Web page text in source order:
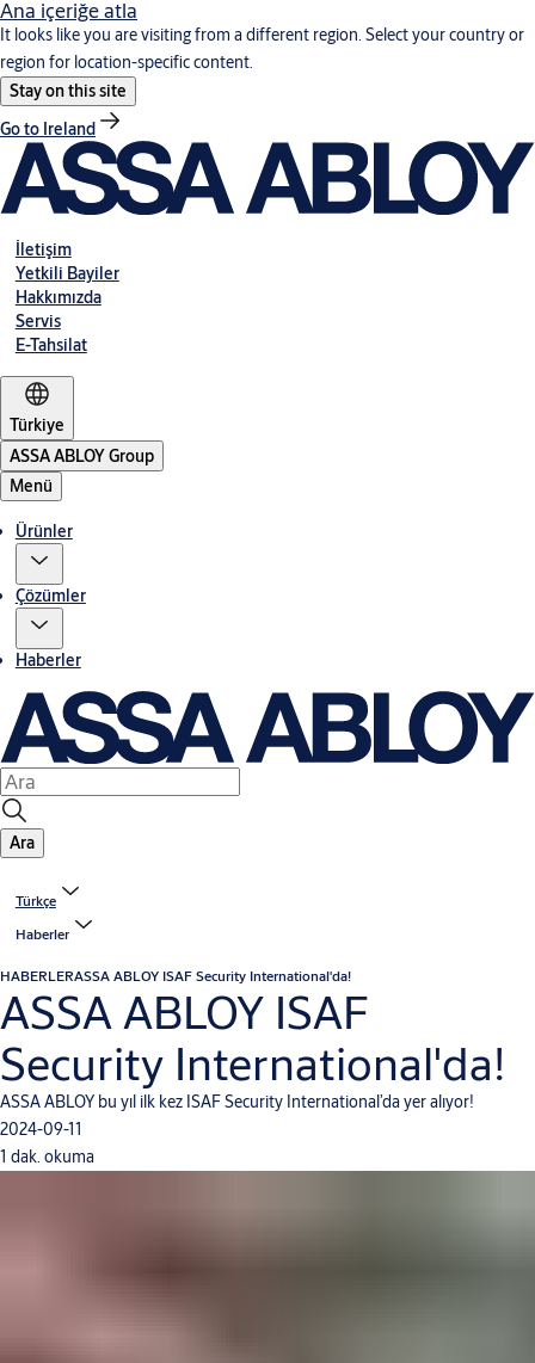
Ana içeriğe atla
It looks like you are visiting from a different region. Select your country or
region for location-specific content.
Stay on this site
Go to Ireland
İletişim
Yetkili Bayiler
Hakkımızda
Servis
E-Tahsilat
Türkiye
ASSA ABLOY Group
Menü
Ürünler
Çözümler
Haberler
Ara
Türkçe
Haberler
HABERLERASSA ABLOY ISAF Security International'da!
ASSA ABLOY ISAF
Security International'da!
ASSA ABLOY bu yıl ilk kez ISAF Security International’da yer alıyor!
2024-09-11
1 dak. okuma